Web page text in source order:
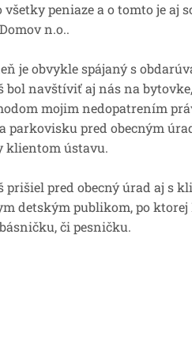
všetky peniaze a o tomto je
n.o..
je obvykle spájaný s
bol navštíviť aj nás na
mojim nedopatrením
parkovisku pred obecným
klientom ústavu.
prišiel pred obecný úrad aj s
detským publikom, po
či pesničku.